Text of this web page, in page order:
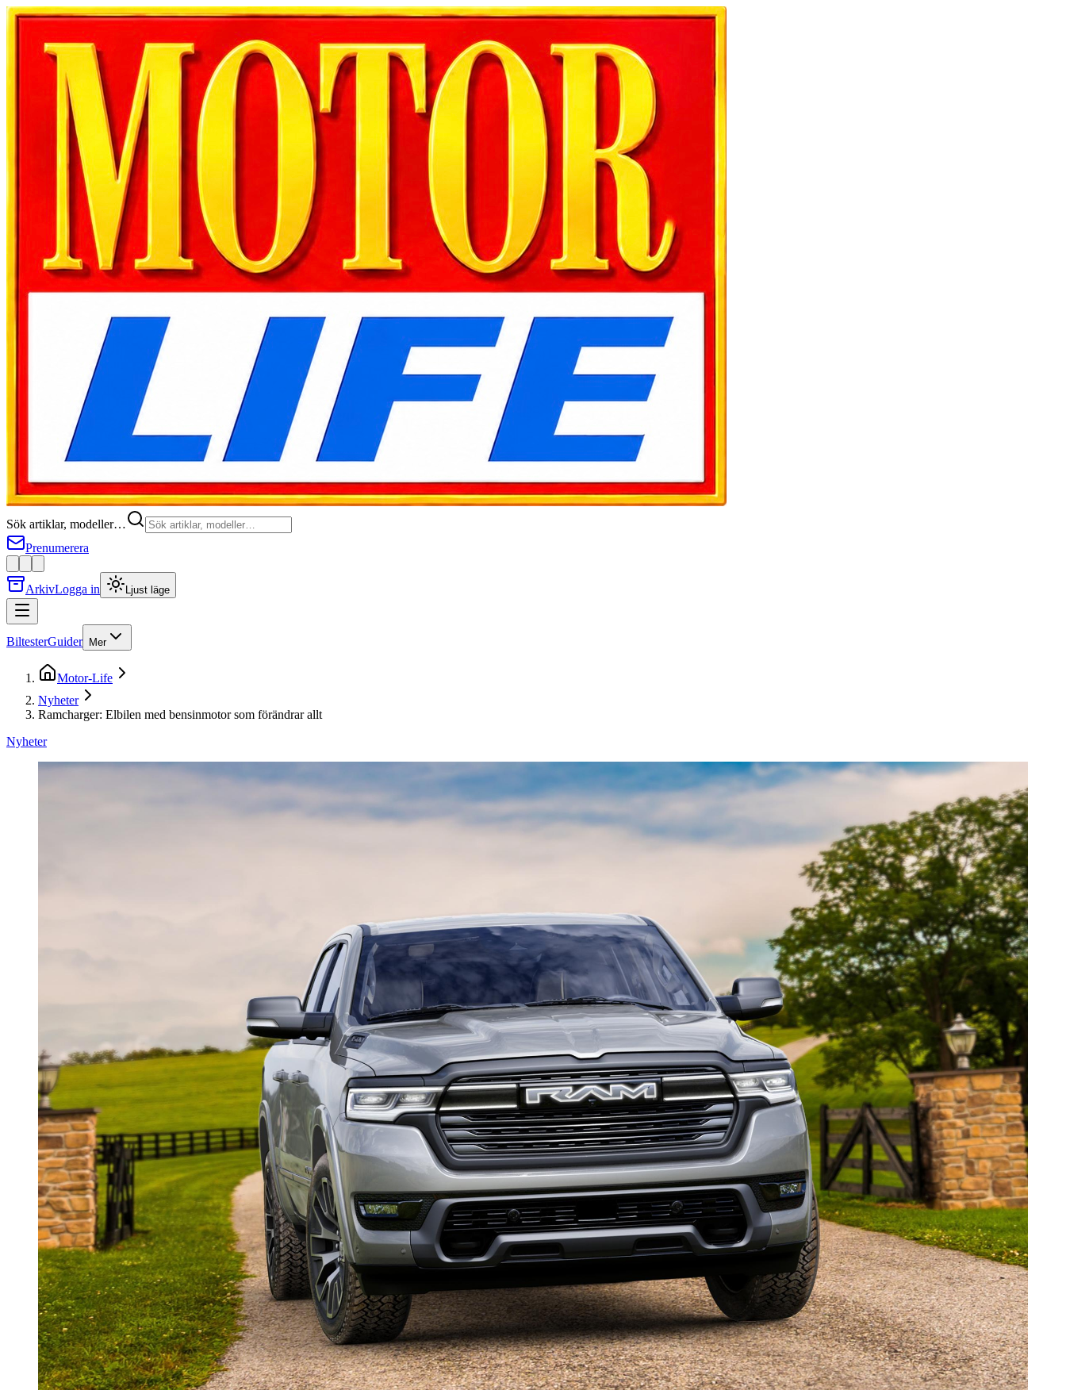
Sök artiklar, modeller…
Prenumerera
ArkivLogga in Ljust läge
BiltesterGuider Mer
Motor-Life
Nyheter
Ramcharger: Elbilen med bensinmotor som förändrar allt
Nyheter